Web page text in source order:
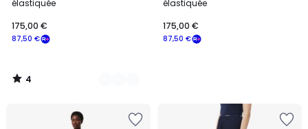
élastiquée
€
souscrivez
notre
programme
87,50 €
175,00 €
5
4
/
élastiquée
87,50 €
175,00 €